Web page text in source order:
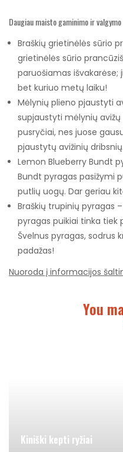
Daugiau maisto gaminimo ir valgymo
Braškių grietinėlės sūrio
grietinėlės sūrio
paruošiamas išvakarėse;
bet kuriuo metų laiku!
Mėlynių plieno pjaustyti
supjaustyti mėlynių
pusryčiai, nes juose
pjaustytų avižinių dribsnių.
Lemon Blueberry Bundt
Bundt pyragas pasižymi
putlių uogų. Dar geriau
Braškių trupinių pyragas
pyragas puikiai tinka tiek
Švelnus pyragas, sodrus
padažas!
Nuoroda į informacijos
You
Kiniški kepti ryžiai